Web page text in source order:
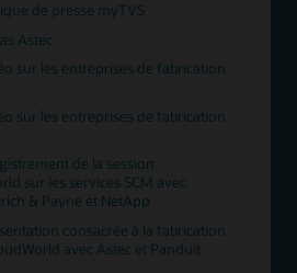
de presse myTVS
Astec
sur les entreprises de fabrication
sur les entreprises de fabrication
de la session
sur les services SCM avec
& Payne et NetApp
consacrée à la fabrication
avec Astec et Panduit